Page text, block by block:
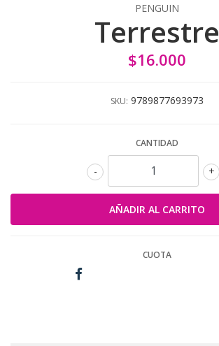
PENGUIN
Terrestre
$16.000
SKU: 9789877693973
CANTIDAD
+
-
CUOTA